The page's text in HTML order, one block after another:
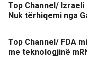
Top Channel/ Izraeli
Nuk tërhiqemi nga
Top Channel/ FDA
me teknologjinë